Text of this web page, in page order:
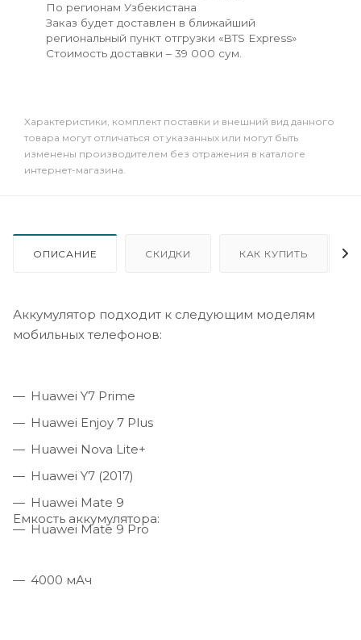
По регионам Узбекистана
Заказ будет доставлен в ближайший
региональный пункт отгрузки «BTS Express»
Стоимость доставки – 39 000 сум.
Xарактеристики, комплект поставки и внешний вид данного
товара могут отличаться от указанных или могут быть
изменены производителем без отражения в каталоге
интернет-магазина.
ОПИСАНИЕ СКИДКИ КАК КУПИТЬ
Аккумулятор подходит к следующим моделям
мобильных телефонов:
Huawei Y7 Prime
Huawei Enjoy 7 Plus
Huawei Nova Lite+
Huawei Y7 (2017)
Huawei Mate 9
Huawei Mate 9 Pro
Емкость аккумулятора:
4000 мАч